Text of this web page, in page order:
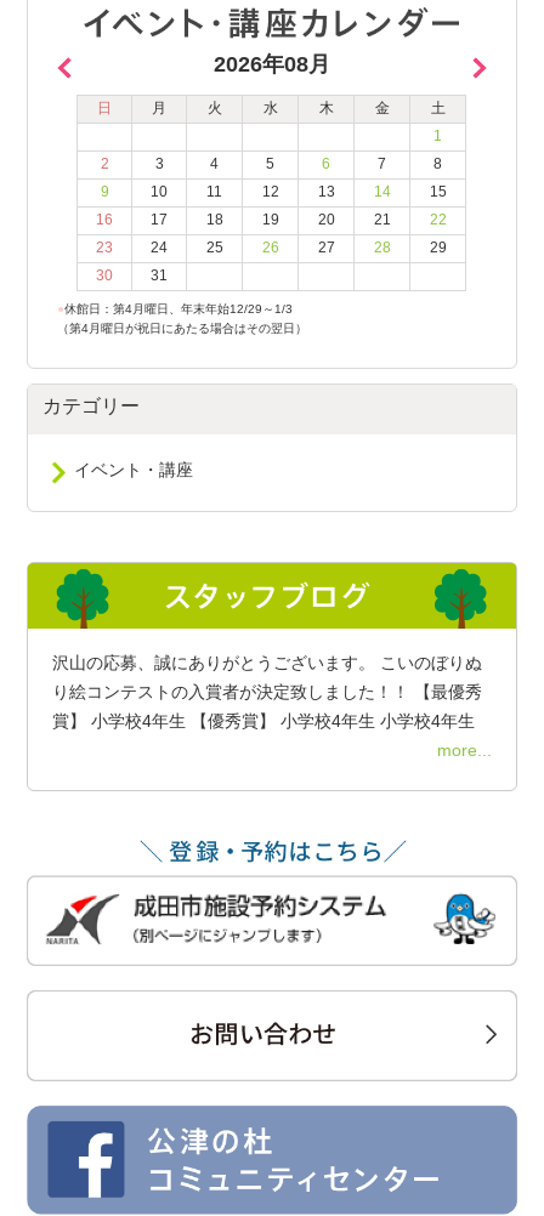
2026年08月
日 月 火 水 木 金
土
1
2
3 4 5 6 7
8
9
10 11 12 13 14
15
16
17 18 19 20 21
22
23
24 25 26 27 28
29
30
31
●休館日：第4月曜日、年末年始12/29～1/3
（第4月曜日が祝日にあたる場合はその翌日）
カテゴリー
イベント・講座
沢山の応募、誠にありがとうございます。 こいのぼりぬ
り絵コンテストの入賞者が決定致しました！！ 【最優秀
賞】 小学校4年生 【優秀賞】 小学校4年生 小学校4年生
more...